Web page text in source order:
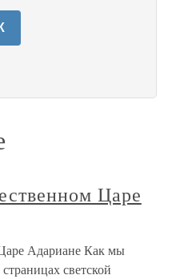
Царе
Адариане Как мы
светской